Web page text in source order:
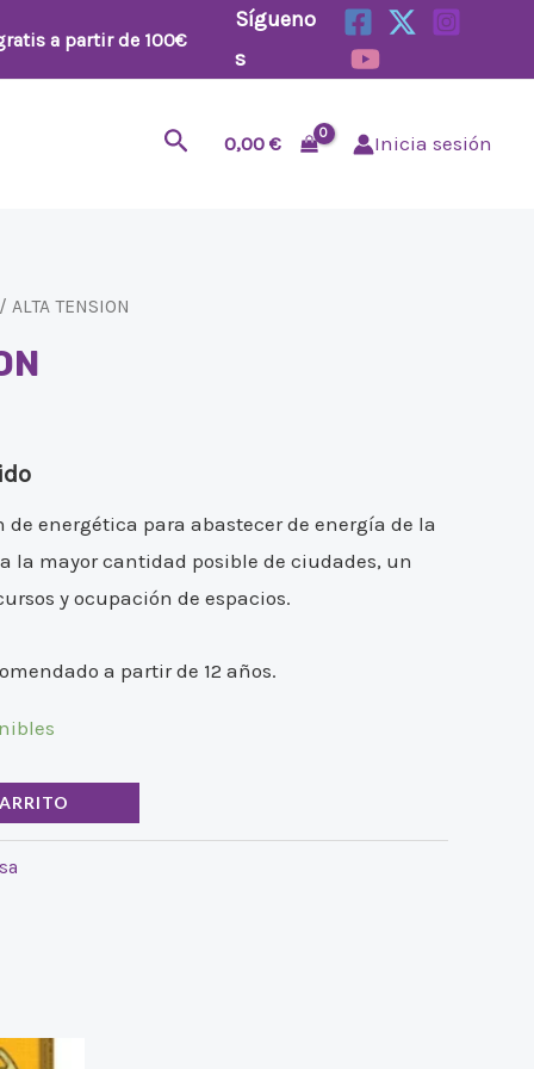
a partir de 100€
Sígueno
s
Buscar0,00 € Inicia sesión
ALTA TENSION
de energética para abastecer de energía de la
la mayor cantidad posible de ciudades, un
y ocupación de espacios.
a partir de 12 años.